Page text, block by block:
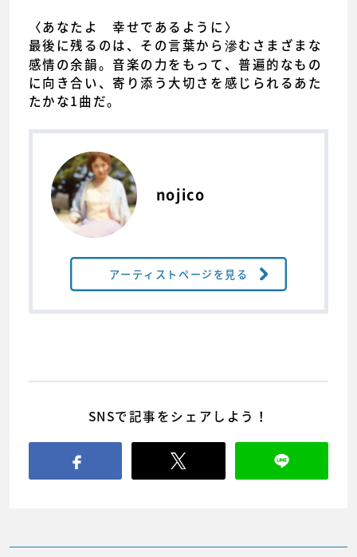
〈あなたよ 幸せであるように〉
最後に残るのは、その言葉から滲むさまざまな
感情の余韻。音楽の力をもって、普遍的なもの
に向き合い、寄り添う大切さを感じられるあた
たかな1曲だ。
nojico
アーティストページを見る
SNSで記事をシェアしよう！